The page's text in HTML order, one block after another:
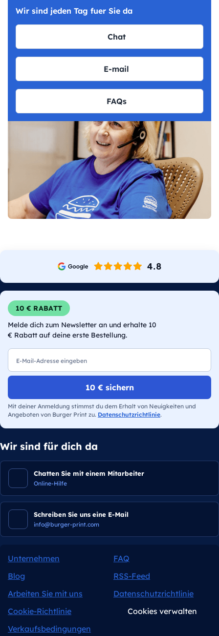
Wir sind jeden Tag fuer Sie da
Chat
E-mail
FAQs
10 € RABATT
Melde dich zum Newsletter an und erhalte 10
€ Rabatt auf deine erste Bestellung.
10 € sichern
Mit deiner Anmeldung stimmst du dem Erhalt von Neuigkeiten und
Angeboten von Burger Print zu. Datenschutzrichtlinie.
Wir sind für dich da
Chatten Sie mit einem Mitarbeiter
Online-Hilfe
Schreiben Sie uns eine E-Mail
info@burger-print.com
Unternehmen
FAQ
Blog
RSS-Feed
Arbeiten Sie mit uns
Datenschutzrichtlinie
Cookie-Richtlinie
Cookies verwalten
Verkaufsbedingungen